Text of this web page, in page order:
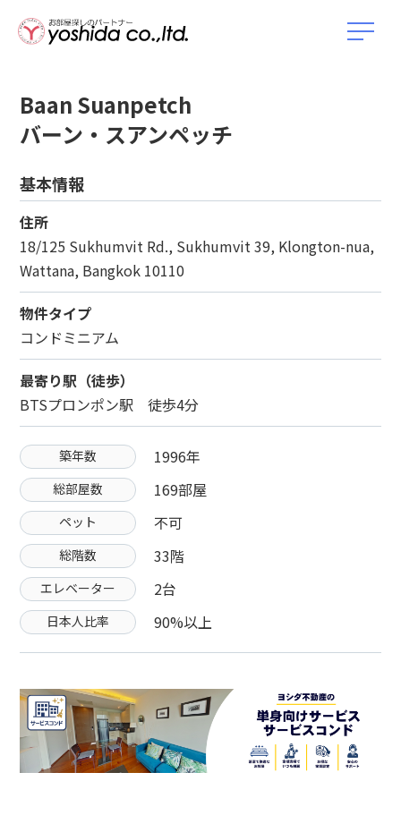
Baan Suanpetch
バーン・スアンペッチ
基本情報
住所
18/125 Sukhumvit Rd., Sukhumvit 39, Klongton-nua,
Wattana, Bangkok 10110
物件タイプ
コンドミニアム
最寄り駅（徒歩）
BTSプロンポン駅 徒歩4分
築年数 1996年
総部屋数 169部屋
ペット 不可
総階数 33階
エレベーター 2台
日本人比率 90%以上